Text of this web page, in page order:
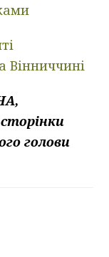
Вінниччині
голови